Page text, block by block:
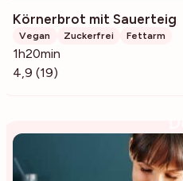
Körnerbrot mit Sauerteig
Vegan Zuckerfrei Fettarm
1h20min
4,9 (19)